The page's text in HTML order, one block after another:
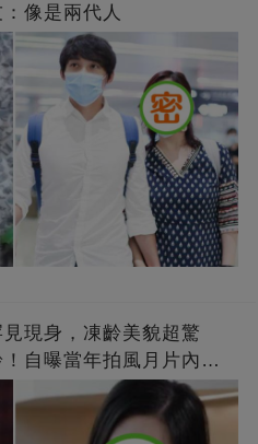
像是兩代人
見現身，凍齡美貌超驚
自曝當年拍風月片內
」？